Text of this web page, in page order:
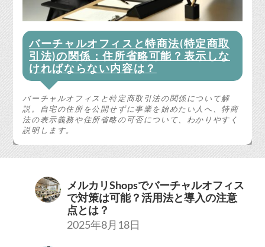
バーチャルオフィスと特商法(特定商取
引法)の関係：住所省略可能？表示しな
ければならない内容は？
バーチャルオフィスと特定商取引法の関係について解
説。自宅の住所を公開せずに事業を始めたい人へ、特商
法の表示義務や住所省略の可否について、わかりやすく
説明します。
メルカリShopsでバーチャルオフィス
で対策は可能？活用法と導入の注意
点とは？
2025年8月18日